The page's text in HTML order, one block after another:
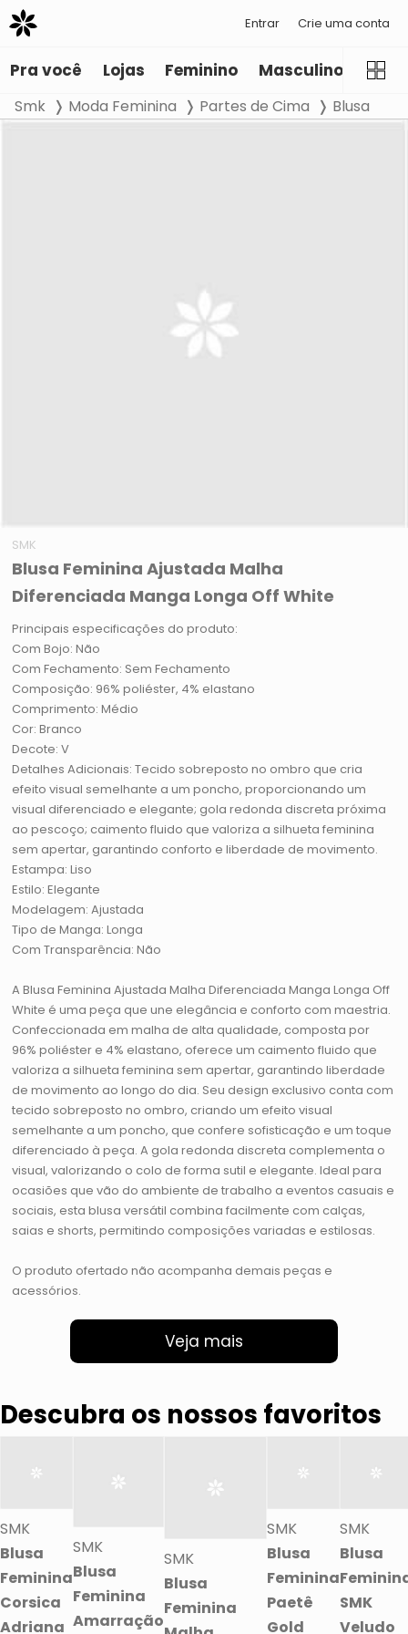
Entrar Crie uma conta
Pra você Lojas Feminino Masculino
Smk Moda Feminina Partes de Cima Blusa
SMK
Blusa Feminina Ajustada Malha
Diferenciada Manga Longa Off White
Principais especificações do produto:
Com Bojo: Não
Com Fechamento: Sem Fechamento
Composição: 96% poliéster, 4% elastano
Comprimento: Médio
Cor: Branco
Decote: V
Detalhes Adicionais: Tecido sobreposto no ombro que cria
efeito visual semelhante a um poncho, proporcionando um
visual diferenciado e elegante; gola redonda discreta próxima
ao pescoço; caimento fluido que valoriza a silhueta feminina
sem apertar, garantindo conforto e liberdade de movimento.
Estampa: Liso
Estilo: Elegante
Modelagem: Ajustada
Tipo de Manga: Longa
Com Transparência: Não
A Blusa Feminina Ajustada Malha Diferenciada Manga Longa Off
White é uma peça que une elegância e conforto com maestria.
Confeccionada em malha de alta qualidade, composta por
96% poliéster e 4% elastano, oferece um caimento fluido que
valoriza a silhueta feminina sem apertar, garantindo liberdade
de movimento ao longo do dia. Seu design exclusivo conta com
tecido sobreposto no ombro, criando um efeito visual
semelhante a um poncho, que confere sofisticação e um toque
diferenciado à peça. A gola redonda discreta complementa o
visual, valorizando o colo de forma sutil e elegante. Ideal para
ocasiões que vão do ambiente de trabalho a eventos casuais e
sociais, esta blusa versátil combina facilmente com calças,
saias e shorts, permitindo composições variadas e estilosas.
O produto ofertado não acompanha demais peças e
acessórios.
Veja mais
Descubra os nossos favoritos
SMK
Blusa
Feminina
Corsica
Adriana
SMK
Blusa
Feminina
Amarração
SMK
Blusa
Feminina
SMK
Blusa
Feminina
Paetê
Gold
SMK
Blusa
SMK
Veludo